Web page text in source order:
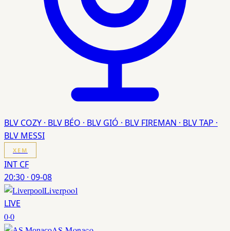
BLV COZY · BLV BÉO · BLV GIÓ · BLV FIREMAN · BLV TAP ·
BLV MESSI
XEM
INT CF
20:30 · 09-08
Liverpool
LIVE
0·0